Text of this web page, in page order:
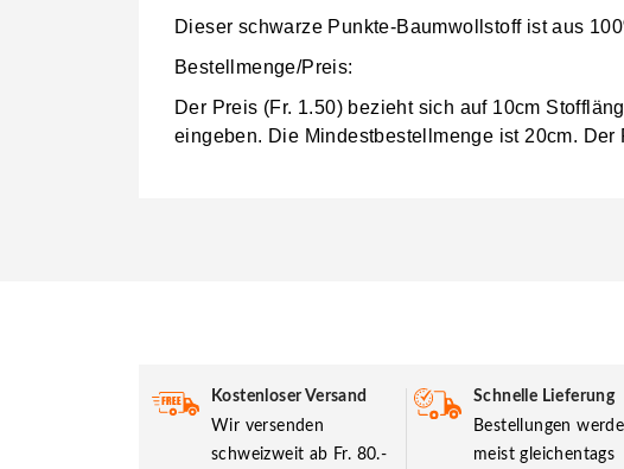
Dieser schwarze Punkte-Baumwollstoff ist aus
Bestellmenge/Preis:
Der Preis (Fr. 1.50) bezieht sich auf 10cm
eingeben. Die Mindestbestellmenge ist 20cm. Der
Kostenloser Versand
Wir versenden
schweizweit ab Fr. 80.-
Schnelle Lieferung
Bestellungen
meist gleichentags